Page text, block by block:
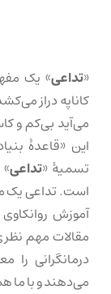
«تداعی» یک
کاناپه دراز
می‌آید بی‌کم و
این «قاعدهٔ
تسمیهٔ «تداعی
است. تداعی یک
آموزش
مقالات مهم
درمانگرانی را
می‌دهند و با ما